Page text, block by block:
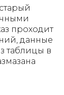
проходит
данные
таблицы в